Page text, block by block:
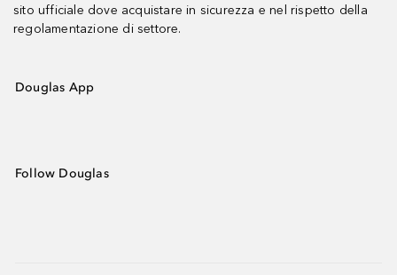
sito ufficiale dove acquistare in sicurezza e nel rispetto della
regolamentazione di settore.
Douglas App
Follow Douglas